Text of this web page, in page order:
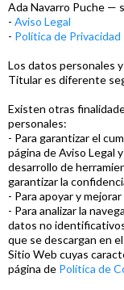
Ada Navarro Puche —
- Aviso Legal
- Política de Privacidad
Los datos personales
Titular es diferente
Existen otras
personales:
- Para garantizar el
página de Aviso Legal
desarrollo de
garantizar la
- Para apoyar y
- Para analizar la
datos no
que se descargan en
Sitio Web cuyas
página de Política de